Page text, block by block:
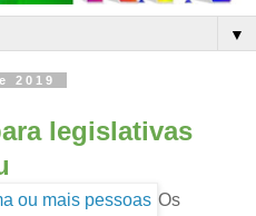
▼
2019
legislativas
Os